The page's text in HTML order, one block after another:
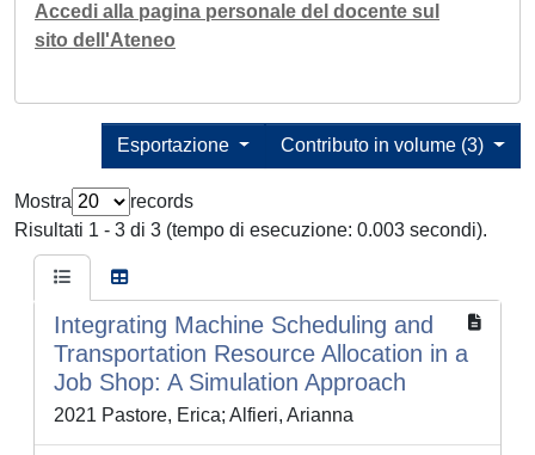
Accedi alla pagina personale del docente sul
sito dell'Ateneo
Contributo in volume (3)
Esportazione
Mostra
records
Risultati 1 - 3 di 3 (tempo di esecuzione: 0.003 secondi).
Integrating Machine Scheduling and
Transportation Resource Allocation in a
Job Shop: A Simulation Approach
2021 Pastore, Erica; Alfieri, Arianna